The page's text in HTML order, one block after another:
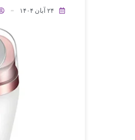
۲۴ آبان ۱۴۰۴